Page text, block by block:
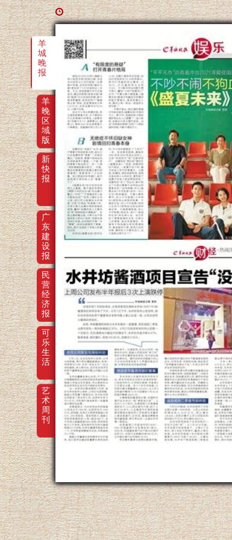
羊
城
晚
报
羊
晚
区
域
版
新
快
报
广
东
建
设
报
民
营
经
济
报
可
乐
生
活
艺
术
周
刊